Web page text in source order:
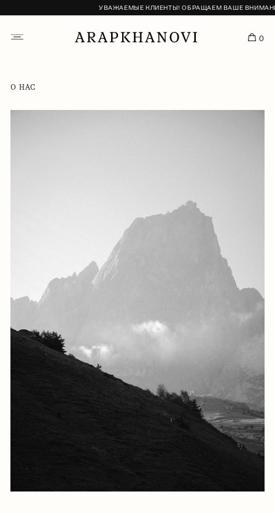
УВАЖАЕМЫЕ КЛИЕНТЫ! ОБРАЩАЕМ ВАШЕ ВНИМАНИЕ,
0
О НАС